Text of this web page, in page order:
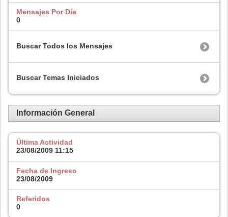
Mensajes Por Día
0
Buscar Todos los Mensajes
Buscar Temas Iniciados
Información General
Última Actividad
23/08/2009 11:15
Fecha de Ingreso
23/08/2009
Referidos
0